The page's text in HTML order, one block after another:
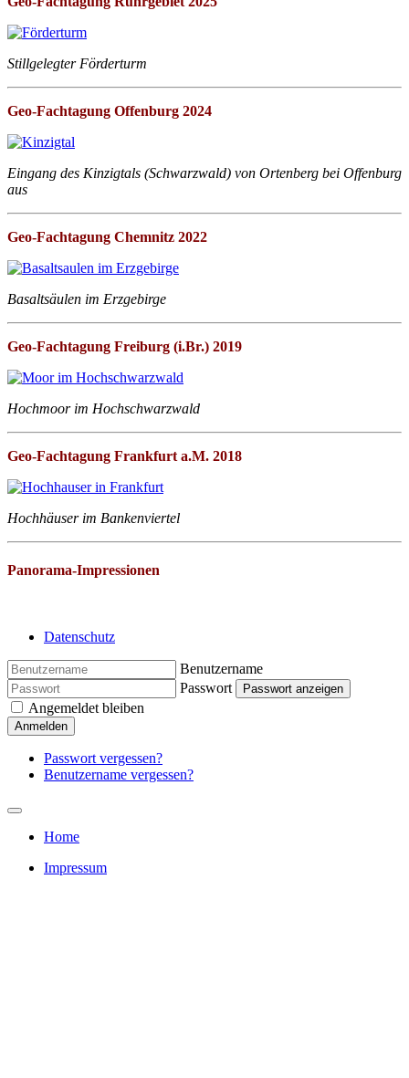
Stillgelegter Förderturm
Geo-Fachtagung Offenburg 2024
Eingang des Kinzigtals (Schwarzwald) von Ortenberg bei Offenburg
aus
Geo-Fachtagung Chemnitz 2022
Basaltsäulen im Erzgebirge
Geo-Fachtagung Freiburg (i.Br.) 2019
Hochmoor im Hochschwarzwald
Geo-Fachtagung Frankfurt a.M. 2018
Hochhäuser im Bankenviertel
Panorama-Impressionen
Datenschutz
Benutzername
Passwort
Passwort anzeigen
Angemeldet bleiben
Anmelden
Passwort vergessen?
Benutzername vergessen?
Home
Impressum